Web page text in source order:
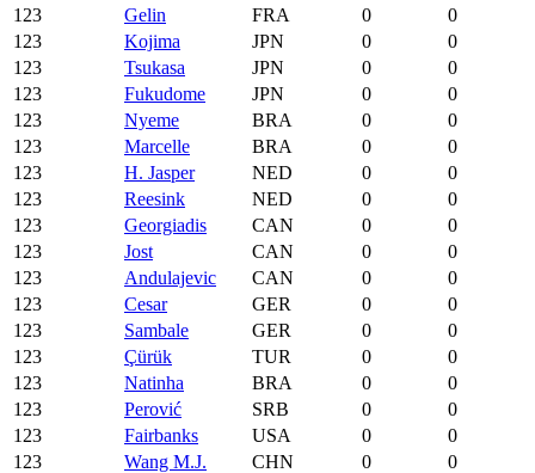
123
Gelin FRA 0
0
123
Kojima JPN 0
0
123
Tsukasa JPN 0
0
123
Fukudome JPN 0
0
123
Nyeme BRA 0
0
123
Marcelle BRA 0
0
123
H. Jasper NED 0
0
123
Reesink NED 0
0
123
Georgiadis CAN 0
0
123
Jost CAN 0
0
123
Andulajevic CAN 0
0
123
Cesar GER 0
0
123
Sambale GER 0
0
123
Çürük TUR 0
0
123
Natinha BRA 0
0
123
Perović SRB 0
0
123
Fairbanks USA 0
0
123
Wang M.J. CHN 0
0